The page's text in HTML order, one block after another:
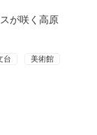
が咲く高原
台 美術館